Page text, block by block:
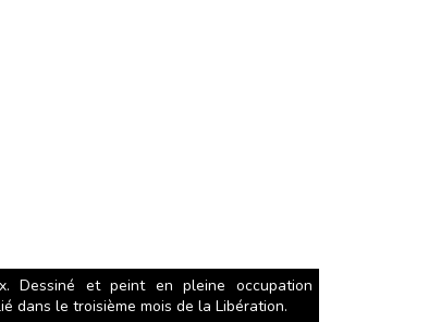
Dessiné et peint en pleine occupation
dans le troisième mois de la Libération.